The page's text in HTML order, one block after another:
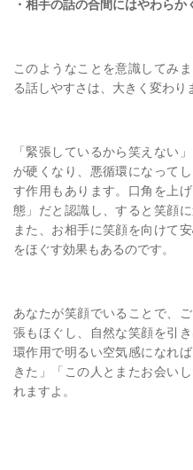
・相手の話の合間にはやわらか
このようなことを意識してみ
る話しやすさは、大きく変わり
「緊張しているから笑えない
が硬くなり、悪循環になって
す作用もあります。口角を上
態」だと認識し、すると笑顔
また、お相手に笑顔を向けて
をほぐす効果もあるのです。
あなたが笑顔でいることで、
張もほぐし、自然な笑顔を引
環作用で明るい空気感になれ
きた」「この人とまたお会い
れますよ。